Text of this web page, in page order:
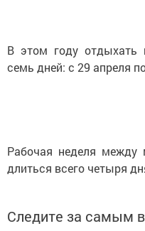
В этом году отдыхать
семь дней: с 29 апреля
Рабочая неделя между
длиться всего четыря
Следите за самым